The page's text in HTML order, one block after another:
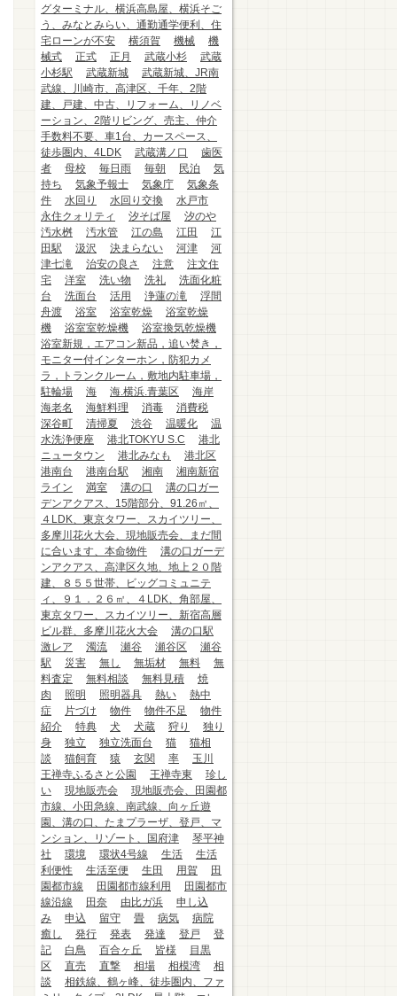
グターミナル、横浜高島屋、横浜そご
う、みなとみらい、通勤通学便利、住
宅ローンが不安
横須賀 機械
機
械式
正式 正月 武蔵小杉
武蔵
小杉駅
武蔵新城
武蔵新城、JR南
武線、川崎市、高津区、千年、2階
建、戸建、中古、リフォーム、リノベ
ーション、2階リビング、売主、仲介
手数料不要、車1台、カースペース、
徒歩圏内、4LDK
武蔵溝ノ口
歯医
者
母校 毎日雨 毎朝 民泊
気
持ち
気象予報士 気象庁
気象条
件
水回り 水回り交換
水戸市
永住クォリティ
汐そば屋
汐のや
汚水桝
汚水管 江の島 江田
江
田駅
汲沢 決まらない 河津
河
津七滝
治安の良さ 注意
注文住
宅
洋室 洗い物 洗礼
洗面化粧
台
洗面台 活用 浄蓮の滝
浮間
舟渡
浴室 浴室乾燥
浴室乾燥
機
浴室室乾燥機
浴室換気乾燥機
浴室新規，エアコン新品，追い焚き，
モニター付インターホン，防犯カメ
ラ，トランクルーム，敷地内駐車場，
駐輪場
海 海.横浜.青葉区
海岸
海老名
海鮮料理 消毒
消費税
深谷町
清掃夏 渋谷 温暖化
温
水洗浄便座
港北TOKYU S.C
港北
ニュータウン
港北みなも
港北区
港南台
港南台駅 湘南
湘南新宿
ライン
満室 溝の口
溝の口ガー
デンアクアス、15階部分、91.26㎡、
４LDK、東京タワー、スカイツリー、
多摩川花火大会、現地販売会、まだ間
に合います、本命物件
溝の口ガーデ
ンアクアス、高津区久地、地上２０階
建、８５５世帯、ビッグコミュニテ
ィ、９１．２６㎡、４LDK、角部屋、
東京タワー、スカイツリー、新宿高層
ビル群、多摩川花火大会
溝の口駅
激レア
濁流 瀬谷 瀬谷区
瀬谷
駅
災害 無し 無垢材 無料
無
料査定
無料相談 無料見積
焼
肉
照明 照明器具 熱い
熱中
症
片づけ 物件 物件不足
物件
紹介
特典 犬 犬蔵 狩り
独り
身
独立 独立洗面台 猫
猫相
談
猫飼育 猿 玄関 率
玉川
王禅寺ふるさと公園
王禅寺東
珍し
い
現地販売会
現地販売会、田園都
市線、小田急線、南武線、向ヶ丘遊
園、溝の口、たまプラーザ、登戸、マ
ンション、リゾート、国府津
琴平神
社
環境 環状4号線 生活
生活
利便性
生活至便 生田 用賀
田
園都市線
田園都市線利用
田園都市
線沿線
田奈 由比ガ浜
申し込
み
申込 留守 畳 病気
病院
癒し
発行 発表 発達 登戸
登
記
白鳥 百合ヶ丘 皆様
目黒
区
直売 直撃 相場 相模湾
相
談
相鉄線、鶴ヶ峰、徒歩圏内、ファ